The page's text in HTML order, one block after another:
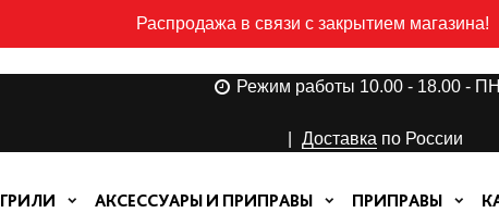
Распродажа в связи с закрытием магазина!
Режим работы 10.00 - 18.00 -
Доставка по России
ГРИЛИ АКСЕССУАРЫ И ПРИПРАВЫ ПРИПРАВЫ